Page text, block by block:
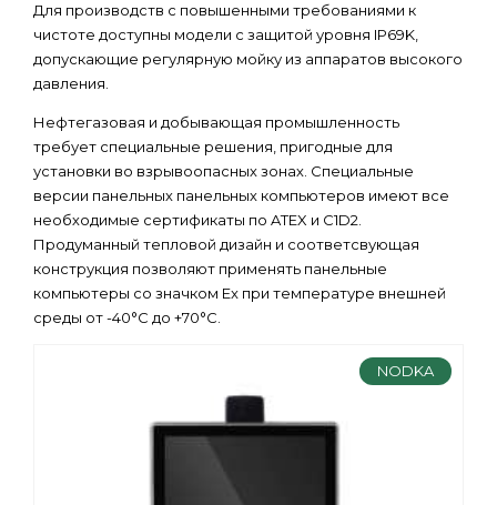
Для производств с повышенными требованиями к
чистоте доступны модели с защитой уровня IP69K,
допускающие регулярную мойку из аппаратов высокого
давления.
Нефтегазовая и добывающая промышленность
требует специальные решения, пригодные для
установки во взрывоопасных зонах. Специальные
версии панельных панельных компьютеров имеют все
необходимые сертификаты по ATEX и C1D2.
Продуманный тепловой дизайн и соответсвующая
конструкция позволяют применять панельные
компьютеры со значком Ex при температуре внешней
среды от -40°C до +70°C.
NODKA